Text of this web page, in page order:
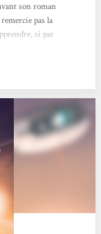
son roman
pas la
si par
quatre exoplanètes.